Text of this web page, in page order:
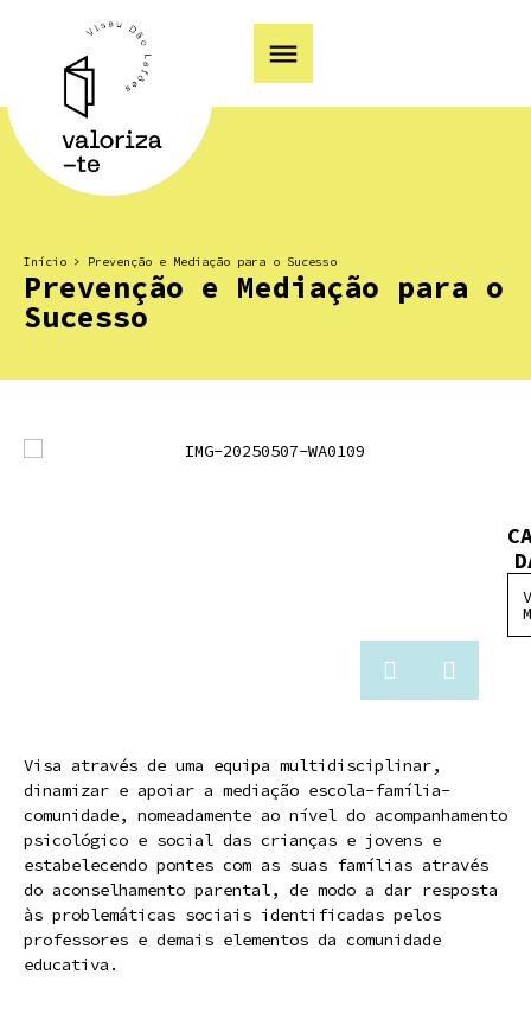
Início > Prevenção e Mediação para o Sucesso
Prevenção e Mediação para o
Sucesso
Visa através de uma equipa multidisciplinar,
dinamizar e apoiar a mediação escola-família-
comunidade, nomeadamente ao nível do acompanhamento
psicológico e social das crianças e jovens e
estabelecendo pontes com as suas famílias através
do aconselhamento parental, de modo a dar resposta
às problemáticas sociais identificadas pelos
professores e demais elementos da comunidade
educativa.